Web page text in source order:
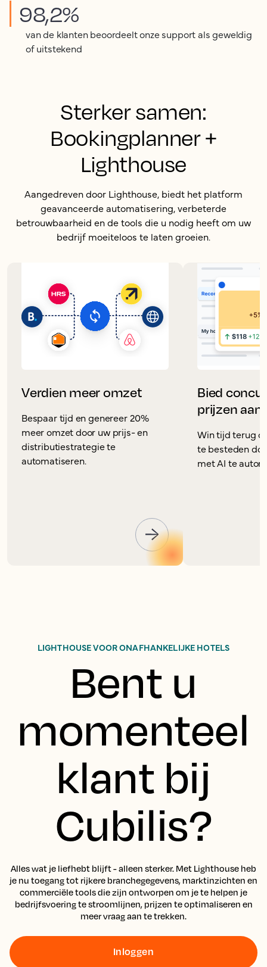
98,2%
van de klanten beoordeelt onze support als geweldig
of uitstekend
Sterker samen:
Bookingplanner +
Lighthouse
Aangedreven door Lighthouse, biedt het platform
geavanceerde automatisering, verbeterde
betrouwbaarheid en de tools die u nodig heeft om uw
bedrijf moeiteloos te laten groeien.
Verdien meer omzet
Bespaar tijd en genereer 20%
meer omzet door uw prijs- en
distributiestrategie te
automatiseren.
Bied
prijzen aan
Win tijd terug
te besteden
met AI te
LIGHTHOUSE VOOR ONAFHANKELIJKE HOTELS
Bent u
momenteel
klant bij
Cubilis?
Alles wat je liefhebt blijft - alleen sterker. Met Lighthouse heb
je nu toegang tot rijkere branchegegevens, marktinzichten en
commerciële tools die zijn ontworpen om je te helpen je
bedrijfsvoering te stroomlijnen, prijzen te optimaliseren en
meer vraag aan te trekken.
Inloggen